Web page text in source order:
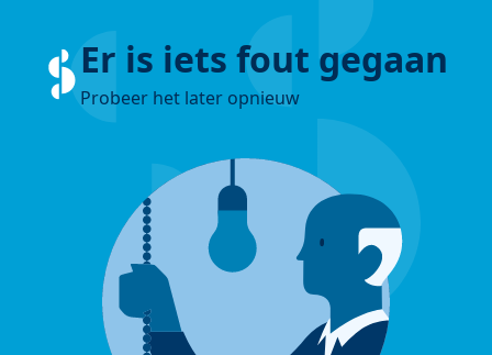
Er is iets fout gegaan
Probeer het later opnieuw